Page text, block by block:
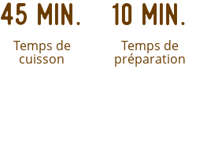
45 min.
Temps de
cuisson
10 min.
Temps de
préparation